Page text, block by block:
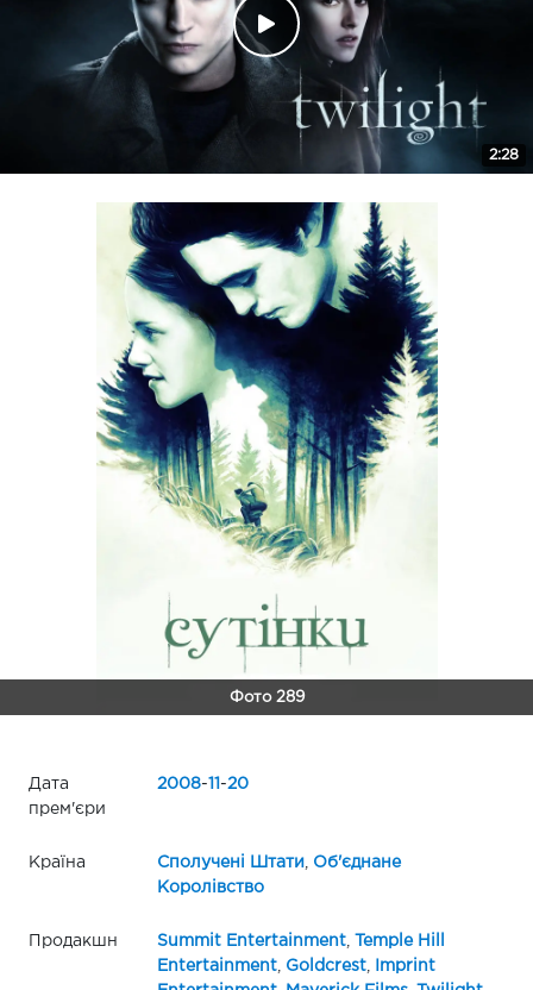
2:28
Фото 289
Дата
прем'єри
2008-11 -20
Країна Сполучені Штати
Об'єднане
Королівство
Продакшн Summit Entertainment,
Temple Hill
Entertainment, Goldcrest,
Imprint